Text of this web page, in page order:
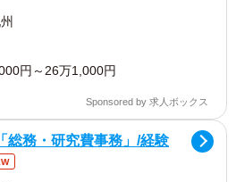
円～26万1,000円
Sponsored by 求人ボックス
総務・研究費事務」/経験